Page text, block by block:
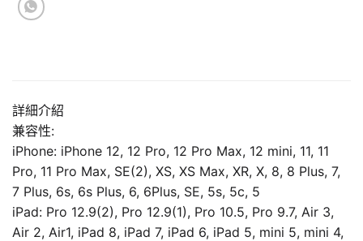
詳細介紹
兼容性:
iPhone: iPhone 12, 12 Pro, 12 Pro Max, 12 mini, 11, 11
Pro, 11 Pro Max, SE(2), XS, XS Max, XR, X, 8, 8 Plus, 7,
7 Plus, 6s, 6s Plus, 6, 6Plus, SE, 5s, 5c, 5
iPad: Pro 12.9(2), Pro 12.9(1), Pro 10.5, Pro 9.7, Air 3,
Air 2, Air1, iPad 8, iPad 7, iPad 6, iPad 5, mini 5, mini 4,